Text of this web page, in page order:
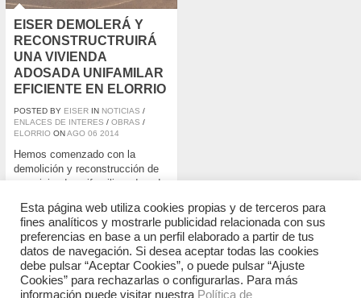
EISER DEMOLERÁ Y
RECONSTRUCTRUIRÁ
UNA VIVIENDA
ADOSADA UNIFAMILAR
EFICIENTE EN ELORRIO
POSTED BY EISER IN NOTICIAS /
ENLACES DE INTERES / OBRAS /
ELORRIO ONAGO 06 2014
Hemos comenzado con la
demolición y reconstrucción de
una vivienda unifamiliar adosada
trata de ejecutar una demolición
de una antigua vivienda de
mamposteria en estado de ruina
técnica en una nueva vivienda
eficiente de perfil edificatorio
B+2. Actuación localizada en el
Esta página web utiliza cookies propias y de terceros para
fines analíticos y mostrarle publicidad relacionada con sus
preferencias en base a un perfil elaborado a partir de tus
datos de navegación. Si desea aceptar todas las cookies
debe pulsar “Aceptar Cookies”, o puede pulsar “Ajuste
Cookies” para rechazarlas o configurarlas. Para más
información puede visitar nuestra Política de